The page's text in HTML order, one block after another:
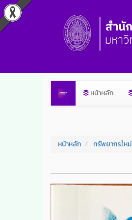
หน้าหลัก
หน้าหลัก ทรัพยากรใหม่